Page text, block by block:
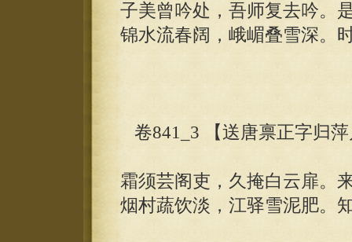
子美曾吟处，吾师复去吟。
锦水流春阔，峨嵋叠雪深。
卷841_3 【送唐禀正字归
霜须芸阁吏，久掩白云扉。
烟村蔬饮淡，江驿雪泥肥。